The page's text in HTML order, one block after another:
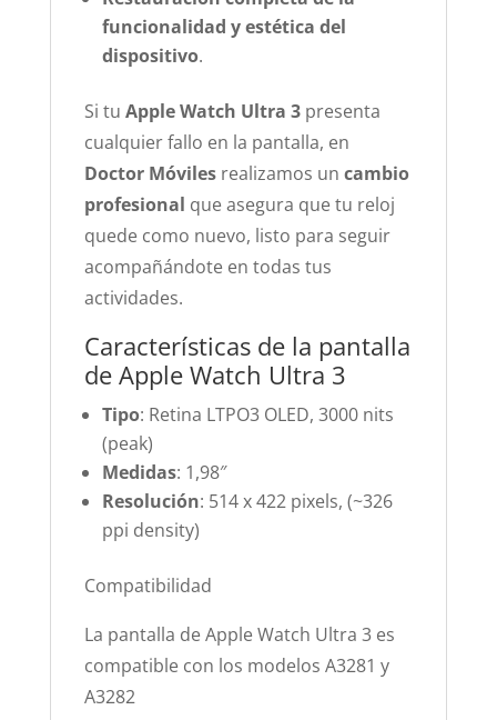
funcionalidad y estética del
dispositivo.
Si tu Apple Watch Ultra 3presenta
cualquier fallo en la pantalla, en
Doctor Móvilesrealizamos un cambio
profesional que asegura que tu reloj
quede como nuevo, listo para seguir
acompañándote en todas tus
actividades.
Características de la pantalla
de Apple Watch Ultra 3
Tipo: Retina LTPO3 OLED, 3000 nits
(peak)
Medidas: 1,98″
Resolución: 514 x 422 pixels, (~326
ppi density)
Compatibilidad
La pantalla de Apple Watch Ultra 3 es
compatible con los modelos A3281 y
A3282